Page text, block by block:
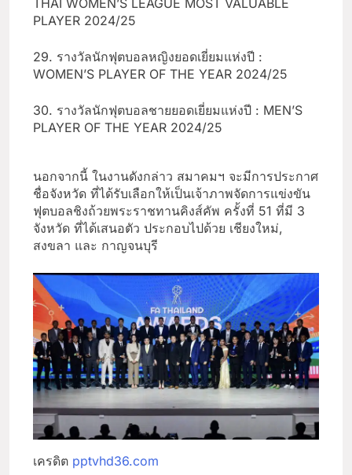
THAI WOMEN’S LEAGUE MOST VALUABLE
PLAYER 2024/25
29. รางวัลนักฟุตบอลหญิงยอดเยี่ยมแห่งปี :
WOMEN’S PLAYER OF THE YEAR 2024/25
30. รางวัลนักฟุตบอลชายยอดเยี่ยมแห่งปี : MEN’S
PLAYER OF THE YEAR 2024/25
นอกจากนี้ ในงานดังกล่าว สมาคมฯ จะมีการประกาศ
ชื่อจังหวัด ที่ได้รับเลือกให้เป็นเจ้าภาพจัดการแข่งขัน
ฟุตบอลชิงถ้วยพระราชทานคิงส์คัพ ครั้งที่ 51 ที่มี 3
จังหวัด ที่ได้เสนอตัว ประกอบไปด้วย เชียงใหม่,
สงขลา และ กาญจนบุรี
เครดิต pptvhd36.com